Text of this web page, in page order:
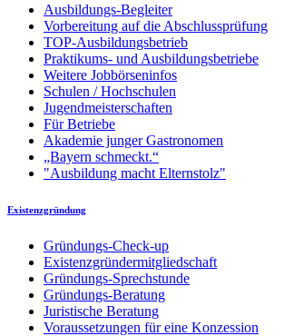
Ausbildungs-Begleiter
Vorbereitung auf die Abschlussprüfung
TOP-Ausbildungsbetrieb
Praktikums- und Ausbildungsbetriebe
Weitere Jobbörseninfos
Schulen / Hochschulen
Jugendmeisterschaften
Für Betriebe
Akademie junger Gastronomen
„Bayern schmeckt.“
"Ausbildung macht Elternstolz"
Existenzgründung
Gründungs-Check-up
Existenzgründermitgliedschaft
Gründungs-Sprechstunde
Gründungs-Beratung
Juristische Beratung
Voraussetzungen für eine Konzession